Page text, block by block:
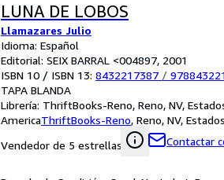
LUNA DE LOBOS
Llamazares Julio
Idioma: Español
Editorial: SEIX BARRAL <004897, 2001
ISBN 10 / ISBN 13: 8432217387 /
TAPA BLANDA
Librería: ThriftBooks-Reno, Reno, NV,
AmericaThriftBooks-Reno, Reno, NV,
Vendedor de 5 estrellas
Contactar